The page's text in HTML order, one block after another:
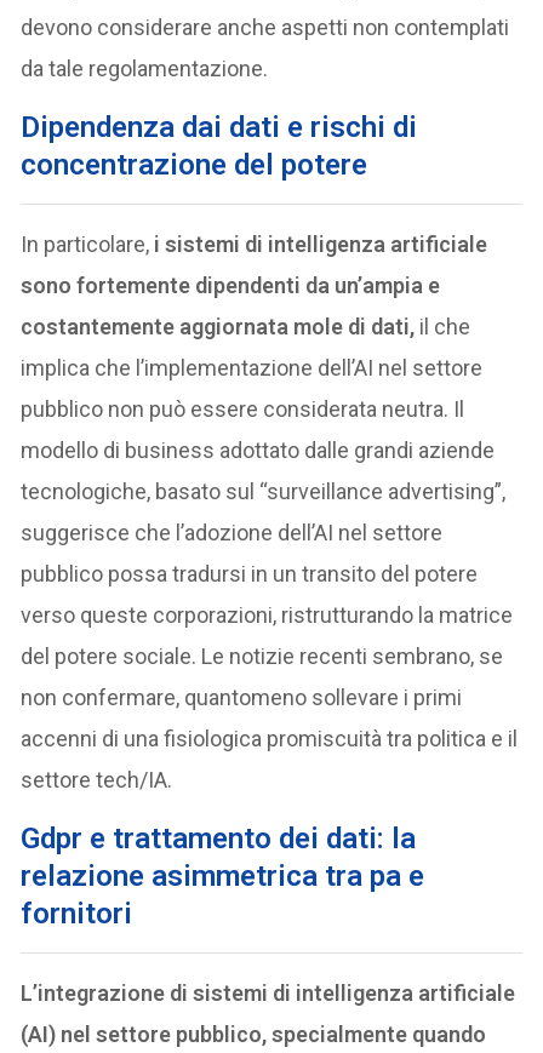
devono considerare anche aspetti non contemplati
da tale regolamentazione.
Dipendenza dai dati e rischi di
concentrazione del potere
In particolare, i sistemi di intelligenza artificiale
sono fortemente dipendenti da un’ampia e
costantemente aggiornata mole di dati, il che
implica che l’implementazione dell’AI nel settore
pubblico non può essere considerata neutra. Il
modello di business adottato dalle grandi aziende
tecnologiche, basato sul “surveillance advertising”,
suggerisce che l’adozione dell’AI nel settore
pubblico possa tradursi in un transito del potere
verso queste corporazioni, ristrutturando la matrice
del potere sociale. Le notizie recenti sembrano, se
non confermare, quantomeno sollevare i primi
accenni di una fisiologica promiscuità tra politica e il
settore tech/IA.
Gdpr e trattamento dei dati: la
relazione asimmetrica tra pa e
fornitori
L’integrazione di sistemi di intelligenza artificiale
(AI) nel settore pubblico, specialmente quando